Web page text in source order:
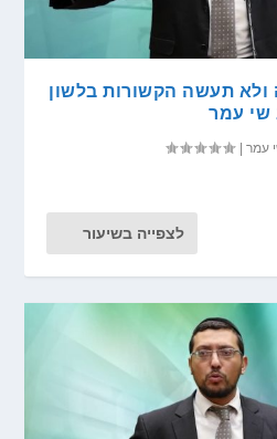
עשה ולא תעשה הקשורות בלשון
שי עמר
עמר |
לצפייה בשיעור